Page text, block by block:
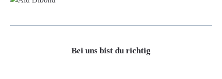
Bei uns bist du richtig